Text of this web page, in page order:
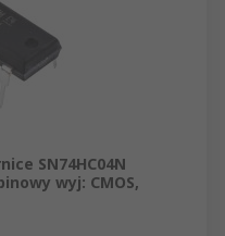
SN74HC04N
wyj: CMOS,